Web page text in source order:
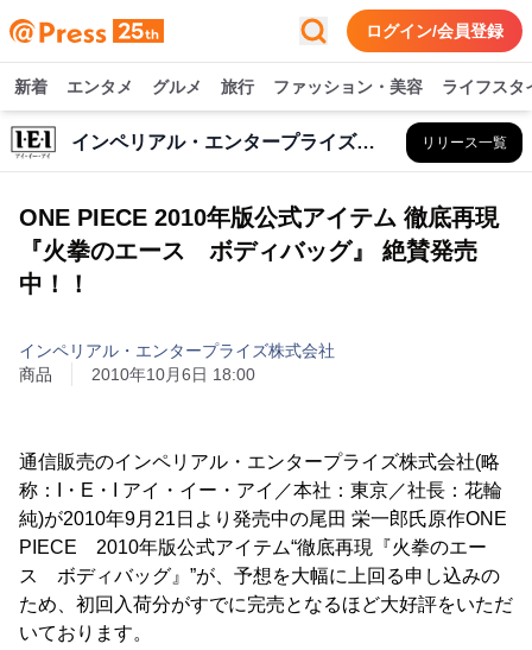
ログイン/会員登録
新着 エンタメ グルメ 旅行 ファッション・美容 ライフスタ
インペリアル・エンタープライズ株式会社 リリース一覧
ONE PIECE 2010年版公式アイテム 徹底再現
『火拳のエース ボディバッグ』 絶賛発売
中！！
インペリアル・エンタープライズ株式会社
商品
2010年10月6日 18:00
通信販売のインペリアル・エンタープライズ株式会社(略
称：I・E・I アイ・イー・アイ／本社：東京／社長：花輪
純)が2010年9月21日より発売中の尾田 栄一郎氏原作ONE
PIECE 2010年版公式アイテム“徹底再現『火拳のエー
ス ボディバッグ』”が、予想を大幅に上回る申し込みの
ため、初回入荷分がすでに完売となるほど大好評をいただ
いております。